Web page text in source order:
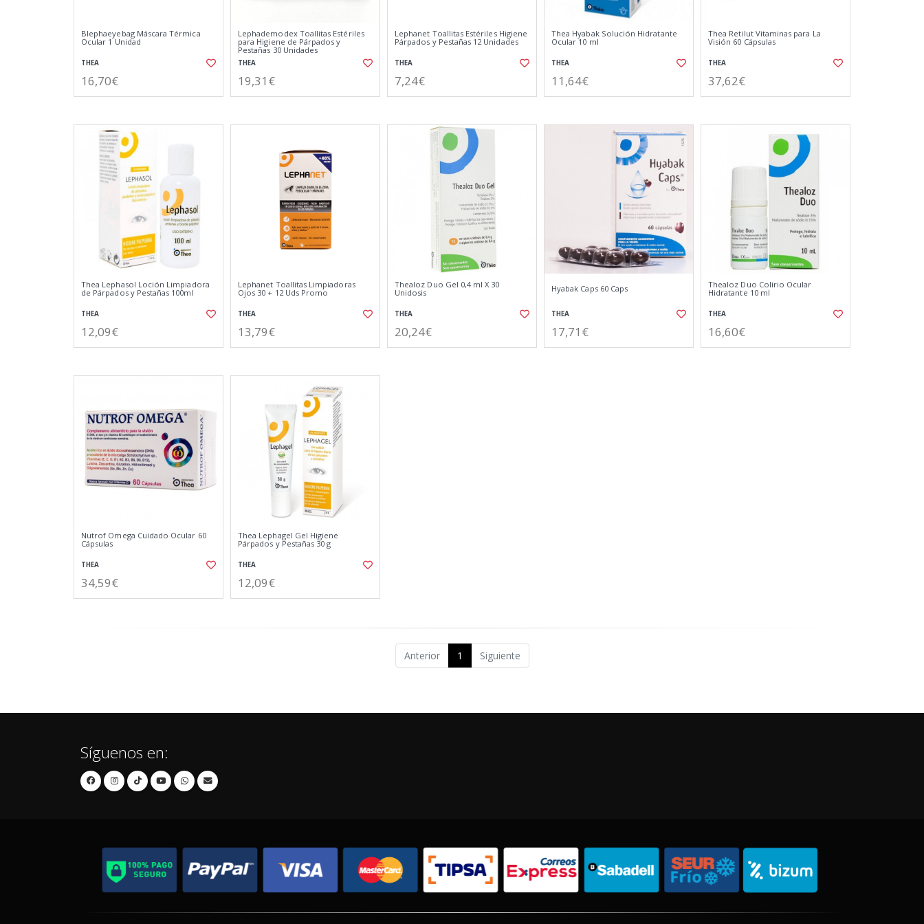
Blephaeyebag Máscara Térmica
Ocular 1 Unidad
THEA
16,70€
Lephademodex Toallitas Estériles
para Higiene de Párpados y
Pestañas 30 Unidades
THEA
19,31€
Lephanet Toallitas Estériles Higiene
Párpados y Pestañas 12 Unidades
THEA
7,24€
Thea Hyabak Solución Hidratante
Ocular 10 ml
THEA
11,64€
Thea Retilut Vitaminas para La
Visión 60 Cápsulas
THEA
37,62€
Thea Lephasol Loción Limpiadora
de Párpados y Pestañas 100ml
THEA
12,09€
Lephanet Toallitas Limpiadoras
Ojos 30 + 12 Uds Promo
THEA
13,79€
Thealoz Duo Gel 0,4 ml X 30
Unidosis
THEA
20,24€
Hyabak Caps 60 Caps
THEA
17,71€
Thealoz Duo Colirio Ocular
Hidratante 10 ml
THEA
16,60€
Nutrof Omega Cuidado Ocular 60
Cápsulas
THEA
34,59€
Thea Lephagel Gel Higiene
Párpados y Pestañas 30 g
THEA
12,09€
Anterior 1 Siguiente
Síguenos en: